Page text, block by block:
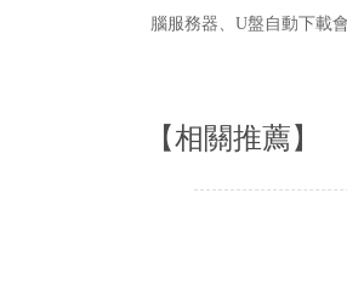
腦服務器、U盤自動下載
【相關推薦】